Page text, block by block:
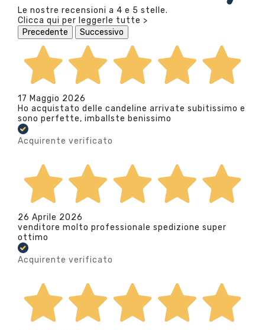
Le nostre recensioni a 4 e 5 stelle.
Clicca qui per leggerle tutte >
Precedente
Successivo
17 Maggio 2026
Ho acquistato delle candeline arrivate subitissimo e
sono perfette, imballste benissimo
Acquirente verificato
26 Aprile 2026
venditore molto professionale spedizione super
ottimo
Acquirente verificato